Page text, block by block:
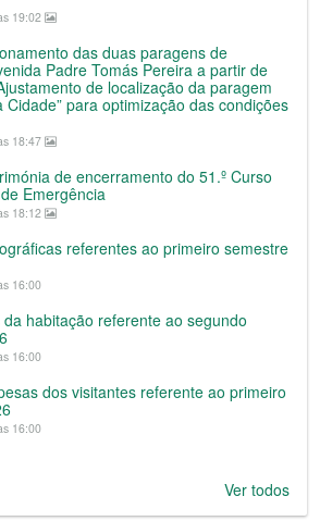
19:02
das duas paragens de
Padre Tomás Pereira a partir de
de localização da paragem
Cidade” para optimização das condições
18:47
de encerramento do 51.º Curso
Emergência
18:12
referentes ao primeiro semestre
16:00
habitação referente ao segundo
16:00
dos visitantes referente ao primeiro
16:00
Ver todos